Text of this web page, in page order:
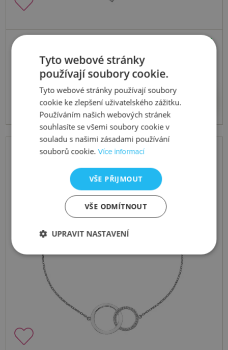
Skladem
Stříbrný náramek Love DL564
3351 Kč Koupit
Tyto webové stránky
používají soubory cookie.
Tyto webové stránky používají soubory
cookie ke zlepšení uživatelského zážitku.
Používáním našich webových stránek
souhlasíte se všemi soubory cookie v
souladu s našimi zásadami používání
souborů cookie.Více informací
VŠE PŘIJMOUT
VŠE ODMÍTNOUT
UPRAVIT NASTAVENÍ